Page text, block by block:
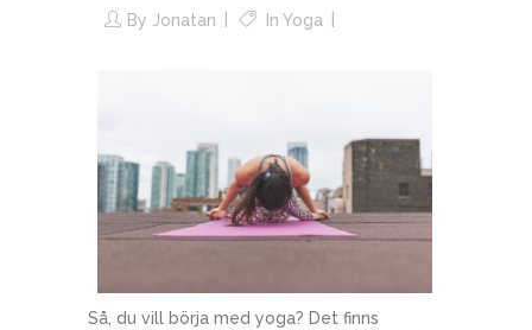
By Jonatan In Yoga
Så, du vill börja med yoga? Det finns